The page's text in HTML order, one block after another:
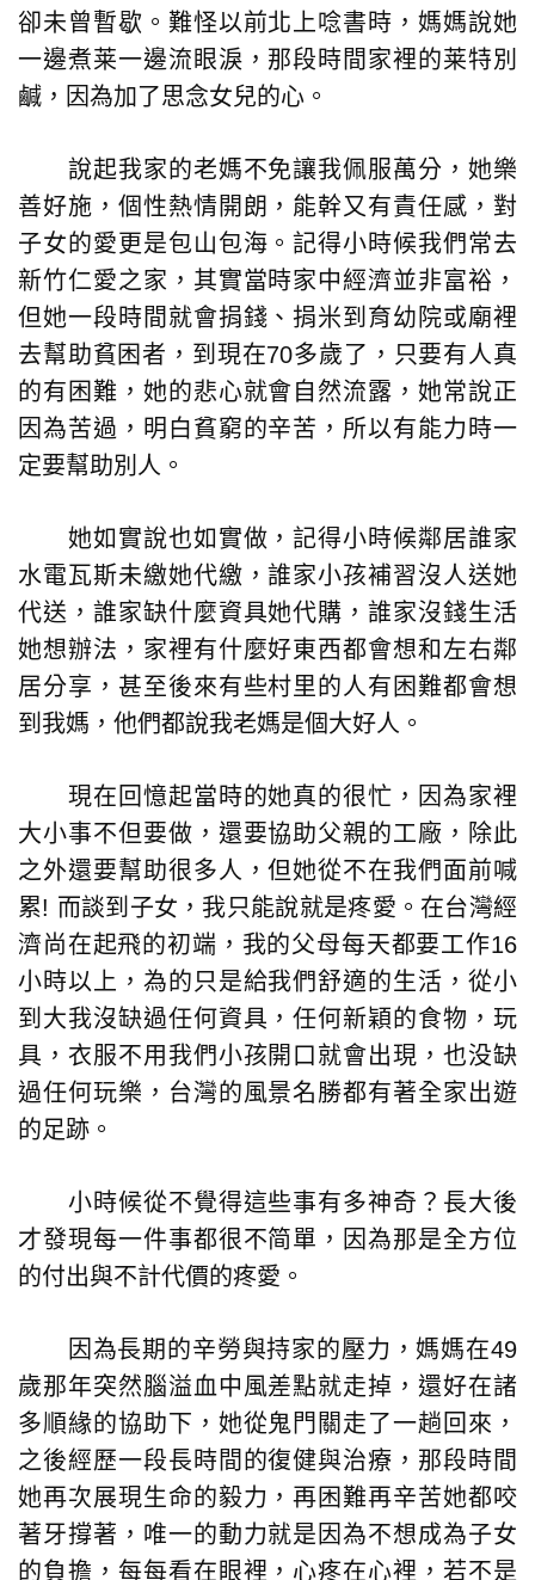
卻未曾暫歇。難怪以前北上唸書時，媽媽說她
一邊煮莱一邊流眼淚，那段時間家裡的莱特別
鹹，因為加了思念女兒的心。
說起我家的老媽不免讓我佩服萬分，她樂
善好施，個性熱情開朗，能幹又有責任感，對
子女的愛更是包山包海。記得小時候我們常去
新竹仁愛之家，其實當時家中經濟並非富裕，
但她一段時間就會捐錢、捐米到育幼院或廟裡
去幫助貧困者，到現在70多歲了，只要有人真
的有困難，她的悲心就會自然流露，她常說正
因為苦過，明白貧窮的辛苦，所以有能力時一
定要幫助別人。
她如實說也如實做，記得小時候鄰居誰家
水電瓦斯未繳她代繳，誰家小孩補習沒人送她
代送，誰家缺什麼資具她代購，誰家沒錢生活
她想辦法，家裡有什麼好東西都會想和左右鄰
居分享，甚至後來有些村里的人有困難都會想
到我媽，他們都說我老媽是個大好人。
現在回憶起當時的她真的很忙，因為家裡
大小事不但要做，還要協助父親的工廠，除此
之外還要幫助很多人，但她從不在我們面前喊
累! 而談到子女，我只能說就是疼愛。在台灣經
濟尚在起飛的初端，我的父母每天都要工作16
小時以上，為的只是給我們舒適的生活，從小
到大我沒缺過任何資具，任何新穎的食物，玩
具，衣服不用我們小孩開口就會出現，也没缺
過任何玩樂，台灣的風景名勝都有著全家出遊
的足跡。
小時候從不覺得這些事有多神奇？長大後
才發現每一件事都很不简單，因為那是全方位
的付出與不計代價的疼愛。
因為長期的辛勞與持家的壓力，媽媽在49
歲那年突然腦溢血中風差點就走掉，還好在諸
多順緣的協助下，她從鬼門關走了一趟回來，
之後經歷一段長時間的復健與治療，那段時間
她再次展現生命的毅力，再困難再辛苦她都咬
著牙撐著，唯一的動力就是因為不想成為子女
的負擔，每每看在眼裡，心疼在心裡，若不是